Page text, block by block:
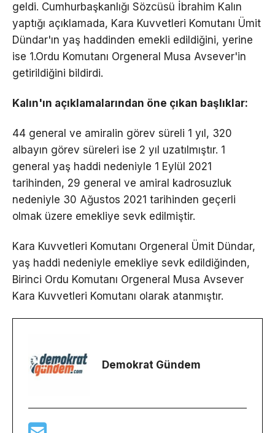
geldi. Cumhurbaşkanlığı Sözcüsü İbrahim Kalın
yaptığı açıklamada, Kara Kuvvetleri Komutanı Ümit
Dündar'ın yaş haddinden emekli edildiğini, yerine
ise 1.Ordu Komutanı Orgeneral Musa Avsever'in
getirildiğini bildirdi.
Kalın'ın açıklamalarından öne çıkan başlıklar:
44 general ve amiralin görev süreli 1 yıl, 320
albayın görev süreleri ise 2 yıl uzatılmıştır. 1
general yaş haddi nedeniyle 1 Eylül 2021
tarihinden, 29 general ve amiral kadrosuzluk
nedeniyle 30 Ağustos 2021 tarihinden geçerli
olmak üzere emekliye sevk edilmiştir.
Kara Kuvvetleri Komutanı Orgeneral Ümit Dündar,
yaş haddi nedeniyle emekliye sevk edildiğinden,
Birinci Ordu Komutanı Orgeneral Musa Avsever
Kara Kuvvetleri Komutanı olarak atanmıştır.
Demokrat Gündem